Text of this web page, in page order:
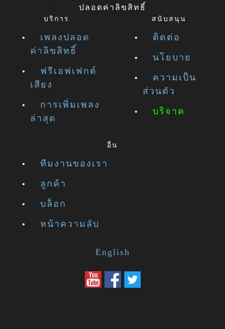
ปลอดค่าลิขสิทธิ์
บริการ
เพลงปลอด
ค่าลิขสิทธิ์
ฟรีเอฟเฟกต์
เสียง
การเพิ่มเพลง
ล่าสุด
สนับสนุน
ติดต่อ
นโยบาย
ความเป็น
ส่วนตัว
บริจาค
อื่น
ทีมงานของเรา
ลูกค้า
บล็อก
หน้าความลับ
English